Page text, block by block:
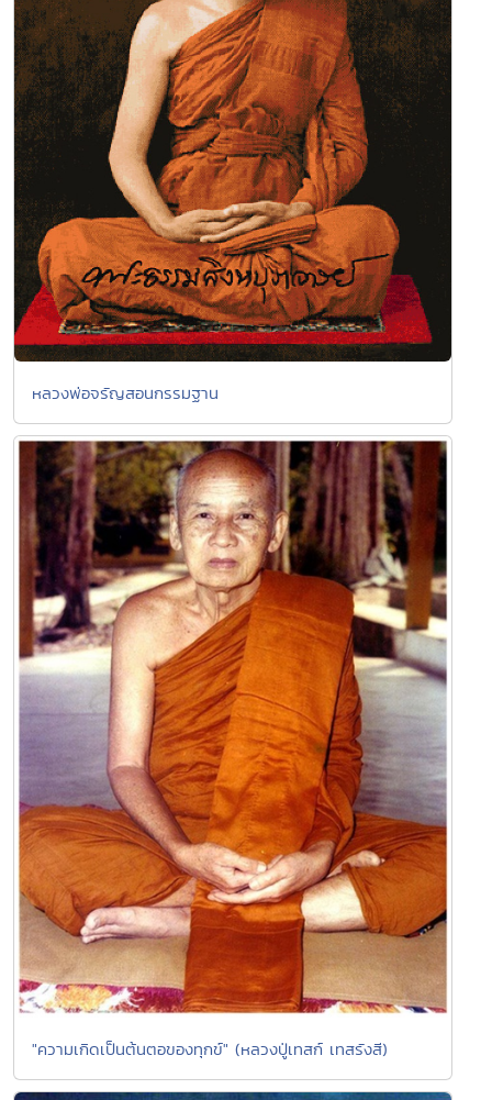
หลวงพ่อจรัญสอนกรรมฐาน
"ความเกิดเป็นต้นตอของทุกข์" (หลวงปู่เทสก์ เทสรังสี)